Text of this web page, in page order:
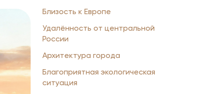
Близость к Европе
Удалённость от центральной
России
Архитектура города
Благоприятная экологическая
ситуация